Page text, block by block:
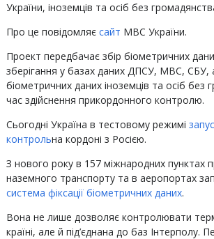
України, іноземців та осіб без
Про це повідомляє сайт МВС України.
Проект передбачає збір біометричних
зберігання у базах даних ДПСУ, МВС, СБУ,
біометричних даних іноземців та осіб без
час здійснення прикордонного контролю.
Сьогодні Україна в тестовому режимі
контрольна кордоні з Росією.
З нового року в 157 міжнародних пунктах
наземного транспорту та в аеропортах
система фіксації біометричних даних.
Вона не лише дозволяє контролювати
країні, але й під’єднана до баз Інтерполу.